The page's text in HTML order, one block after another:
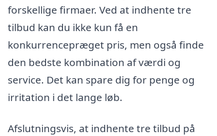
forskellige firmaer. Ved at indhente tre
tilbud kan du ikke kun få en
konkurrencepræget pris, men også finde
den bedste kombination af værdi og
service. Det kan spare dig for penge og
irritation i det lange løb.
Afslutningsvis, at indhente tre tilbud på